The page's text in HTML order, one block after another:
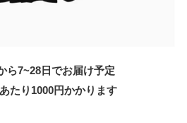
ら7~28日でお届け予定
たり 1000円かかります